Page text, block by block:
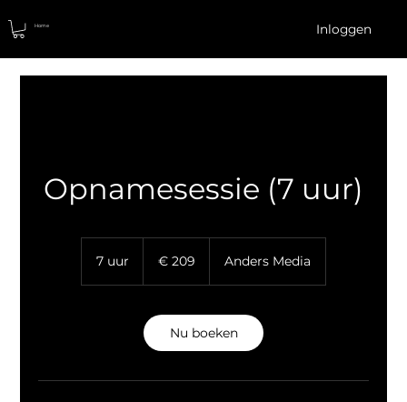
Home Inloggen
Opnamesessie (7 uur)
7 uur € 209 Anders Media
Nu boeken